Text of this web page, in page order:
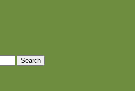
Search